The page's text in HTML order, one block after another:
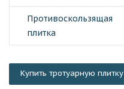
Противоскользящая
плитка
Купить тротуарную плитку